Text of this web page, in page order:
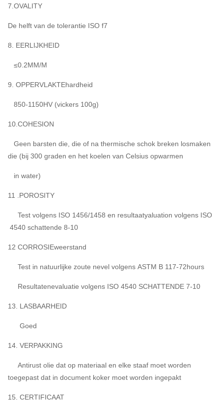
7.OVALITY
De helft van de tolerantie ISO f7
8. EERLIJKHEID
≤0.2MM/M
9. OPPERVLAKTEhardheid
850-1150HV (vickers 100g)
10.COHESION
Geen barsten die, die of na thermische schok breken losmaken
die (bij 300 graden en het koelen van Celsius opwarmen
in water)
11 .POROSITY
Test volgens ISO 1456/1458 en resultaatyaluation volgens ISO
4540 schattende 8-10
12 CORROSIEweerstand
Test in natuurlijke zoute nevel volgens ASTM B 117-72hours
Resultatenevaluatie volgens ISO 4540 SCHATTENDE 7-10
13. LASBAARHEID
Goed
14. VERPAKKING
Antirust olie dat op materiaal en elke staaf moet worden
toegepast dat in document koker moet worden ingepakt
15. CERTIFICAAT